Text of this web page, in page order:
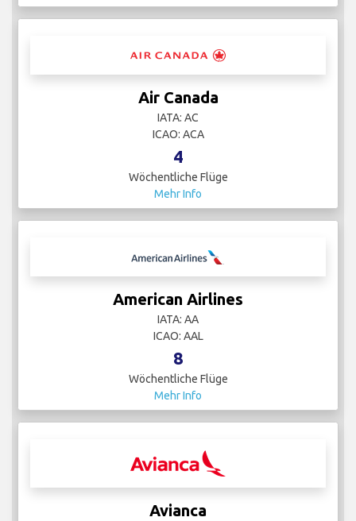
Air Canada
IATA: AC
ICAO: ACA
4
Wöchentliche Flüge
Mehr Info
American Airlines
IATA: AA
ICAO: AAL
8
Wöchentliche Flüge
Mehr Info
Avianca